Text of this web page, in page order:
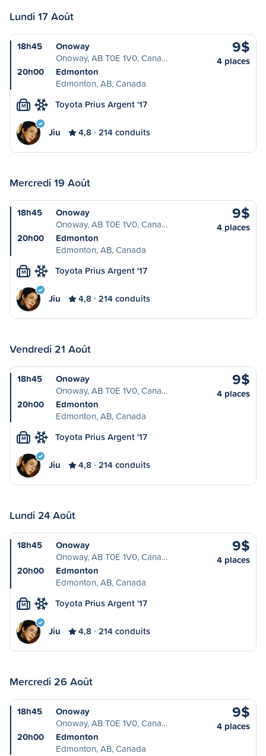
Lundi 17 Août
18h45
Onoway
Onoway, AB T0E 1V0, Cana…
20h00
Edmonton
Edmonton, AB, Canada
9$
4 places
M Toyota Prius Argent '17
Jiu 4,8 214 conduits
Mercredi 19 Août
18h45
Onoway
Onoway, AB T0E 1V0, Cana…
20h00
Edmonton
Edmonton, AB, Canada
9$
4 places
M Toyota Prius Argent '17
Jiu 4,8 214 conduits
Vendredi 21 Août
18h45
Onoway
Onoway, AB T0E 1V0, Cana…
20h00
Edmonton
Edmonton, AB, Canada
9$
4 places
M Toyota Prius Argent '17
Jiu 4,8 214 conduits
Lundi 24 Août
18h45
Onoway
Onoway, AB T0E 1V0, Cana…
20h00
Edmonton
Edmonton, AB, Canada
9$
4 places
M Toyota Prius Argent '17
Jiu 4,8 214 conduits
Mercredi 26 Août
18h45
Onoway
Onoway, AB T0E 1V0, Cana…
20h00
Edmonton
Edmonton, AB, Canada
9$
4 places